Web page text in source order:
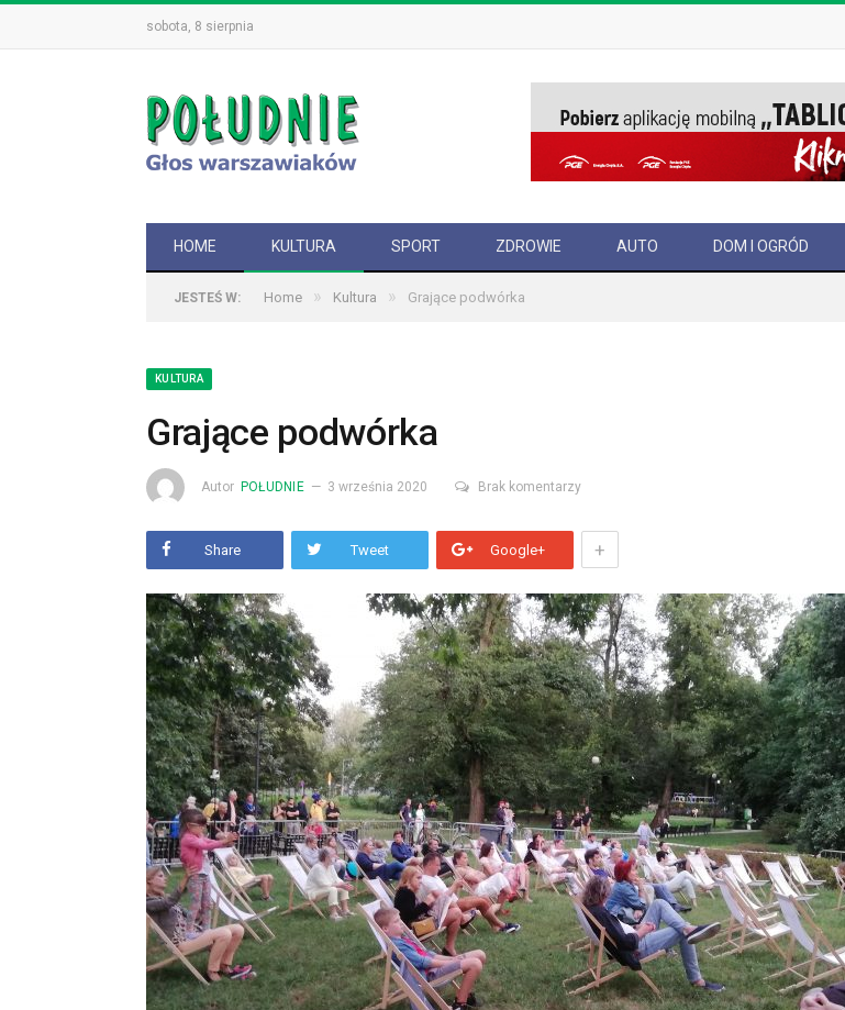
sobota, 8 sierpnia
HOME KULTURA SPORT ZDROWIE AUTO DOM I OGRÓD
JESTEŚ W: Home » Kultura » Grające podwórka
KULTURA
Grające podwórka
Autor POŁUDNIE 3 września 2020 Brak komentarzy
Share Tweet Google+ +